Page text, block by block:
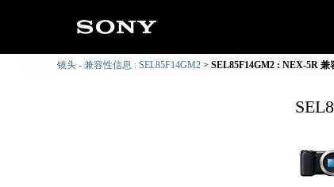
镜头 - 兼容性信息 : SEL85F14GM2 SEL85F14GM2 : NEX-5R 兼